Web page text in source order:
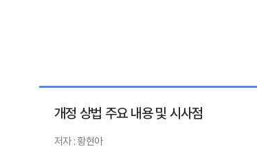
개정 상법 주요 내용 및 시사점
저자 : 황현아